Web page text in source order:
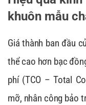
khuôn mẫu
Giá thành ban đầu
thể cao hơn bạc
phí (TCO – Total
mỡ, nhân công bảo